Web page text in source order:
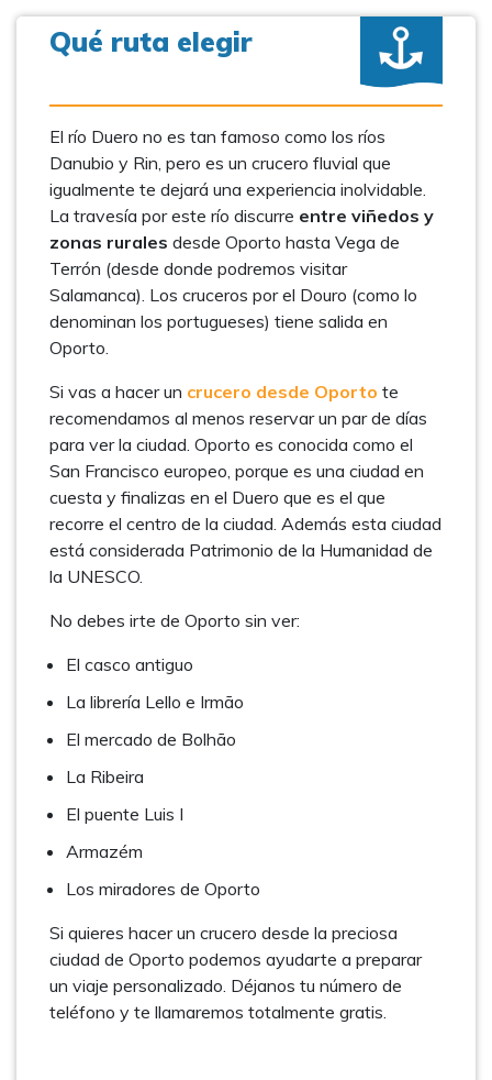
Qué ruta elegir
El río Duero no es tan famoso como los ríos
Danubio y Rin, pero es un crucero fluvial que
igualmente te dejará una experiencia inolvidable.
La travesía por este río discurre entre viñedos y
zonas rurales desde Oporto hasta Vega de
Terrón (desde donde podremos visitar
Salamanca). Los cruceros por el Douro (como lo
denominan los portugueses) tiene salida en
Oporto.
Si vas a hacer un crucero desde Oporto te
recomendamos al menos reservar un par de días
para ver la ciudad. Oporto es conocida como el
San Francisco europeo, porque es una ciudad en
cuesta y finalizas en el Duero que es el que
recorre el centro de la ciudad. Además esta ciudad
está considerada Patrimonio de la Humanidad de
la UNESCO.
No debes irte de Oporto sin ver:
El casco antiguo
La librería Lello e Irmão
El mercado de Bolhão
La Ribeira
El puente Luis I
Armazém
Los miradores de Oporto
Si quieres hacer un crucero desde la preciosa
ciudad de Oporto podemos ayudarte a preparar
un viaje personalizado. Déjanos tu número de
teléfono y te llamaremos totalmente gratis.